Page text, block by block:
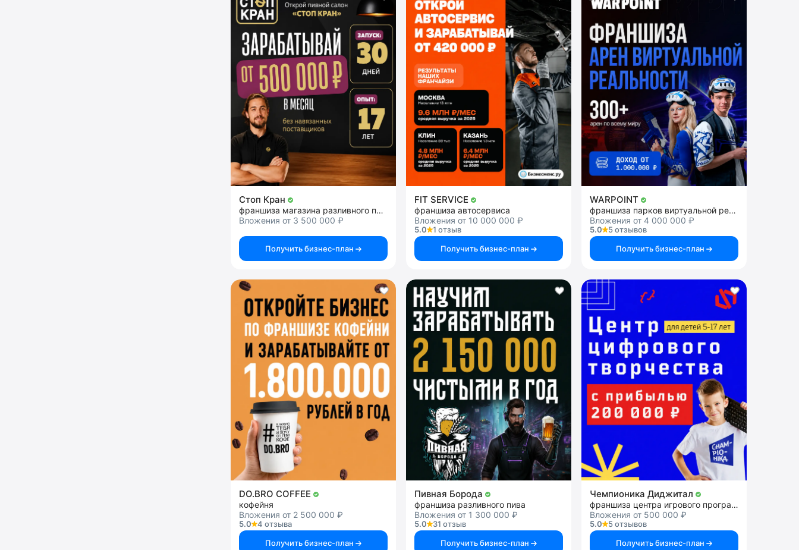
Стоп Кран
франшиза магазина разливного пива
Вложения от 3 500 000 ₽
Получить бизнес-план
FIT SERVICE
франшиза автосервиса
Вложения от 10 000 000 ₽
5.0
1 отзыв
Получить бизнес-план
WARPOINT
франшиза парков виртуальной реальности
Вложения от 4 000 000 ₽
5.0
5 отзывов
Получить бизнес-план
DO.BRO COFFEE
кофейня
Вложения от 2 500 000 ₽
5.0
4 отзыва
Получить бизнес-план
Пивная Борода
франшиза разливного пива
Вложения от 1 300 000 ₽
5.0
31 отзыв
Получить бизнес-план
Чемпионика Диджитал
франшиза центра игрового программирования
Вложения от 500 000 ₽
5.0
5 отзывов
Получить бизнес-план